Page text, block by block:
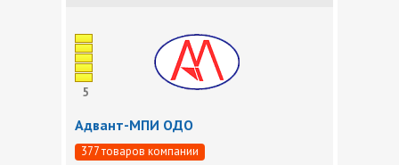
5
Адвант-МПИ ОДО
377 товаров компании